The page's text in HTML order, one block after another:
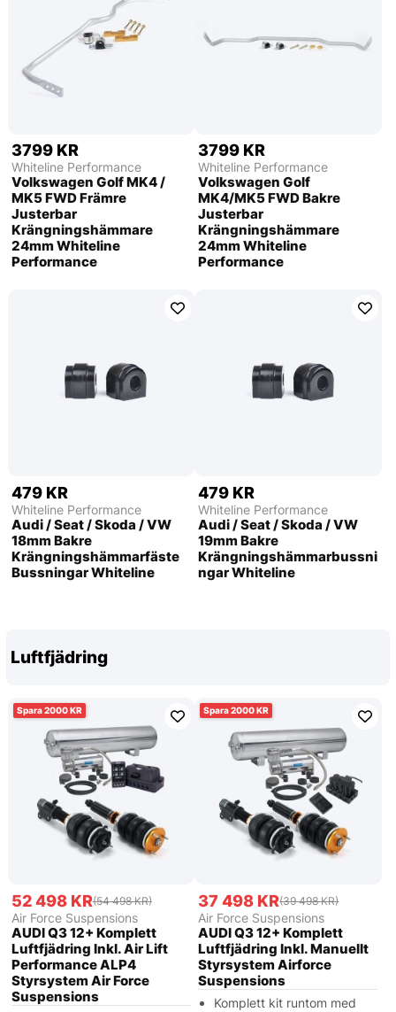
3799 KR
Whiteline Performance
Volkswagen Golf MK4 /
MK5 FWD Främre
Justerbar
Krängningshämmare
24mm Whiteline
Performance
3799 KR
Whiteline Performance
Volkswagen Golf
MK4/MK5 FWD Bakre
Justerbar
Krängningshämmare
24mm Whiteline
Performance
479 KR
Whiteline Performance
Audi / Seat / Skoda / VW
18mm Bakre
Krängningshämmarfäste
Bussningar Whiteline
479 KR
Whiteline Performance
Audi / Seat / Skoda / VW
19mm Bakre
Krängningshämmarbussni
ngar Whiteline
Luftfjädring
2000
52 498 KR(54 498 KR)
Air Force Suspensions
AUDI Q3 12+ Komplett
Luftfjädring Inkl. Air Lift
Performance ALP4
Styrsystem Air Force
Suspensions
2000
37 498 KR(39 498 KR)
Air Force Suspensions
AUDI Q3 12+ Komplett
Luftfjädring Inkl. Manuellt
Styrsystem Airforce
Suspensions
Komplett kit runtom med